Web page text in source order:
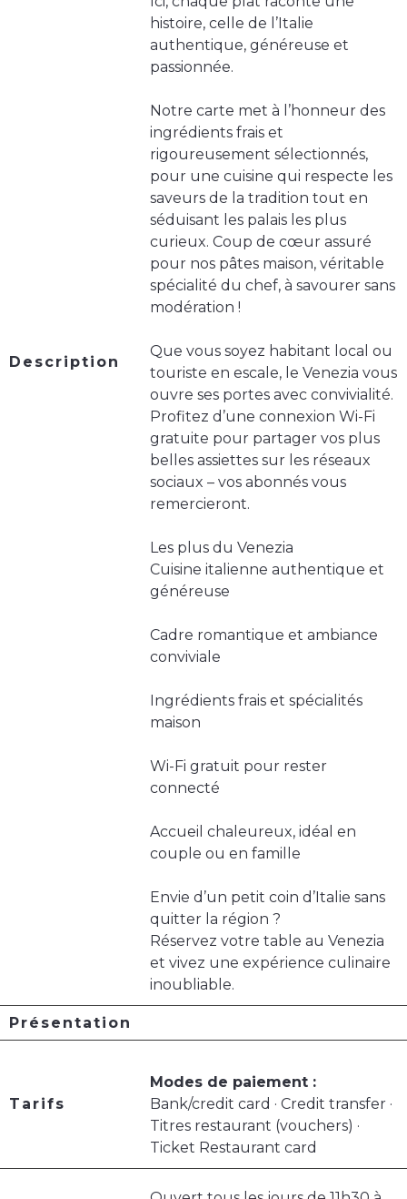
Description
histoire, celle de l’Italie
authentique, généreuse et
passionnée.
Notre carte met à l’honneur des
ingrédients frais et
rigoureusement sélectionnés,
pour une cuisine qui respecte les
saveurs de la tradition tout en
séduisant les palais les plus
curieux. Coup de cœur assuré
pour nos pâtes maison, véritable
spécialité du chef, à savourer sans
modération !
Que vous soyez habitant local ou
touriste en escale, le Venezia vous
ouvre ses portes avec convivialité.
Profitez d’une connexion Wi-Fi
gratuite pour partager vos plus
belles assiettes sur les réseaux
sociaux – vos abonnés vous
remercieront.
Les plus du Venezia
Cuisine italienne authentique et
généreuse
Cadre romantique et ambiance
conviviale
Ingrédients frais et spécialités
maison
Wi-Fi gratuit pour rester
connecté
Accueil chaleureux, idéal en
couple ou en famille
Envie d’un petit coin d’Italie sans
quitter la région ?
Réservez votre table au Venezia
et vivez une expérience culinaire
inoubliable.
Présentation
Tarifs
Modes de paiement :
Bank/credit card · Credit transfer ·
Titres restaurant (vouchers) ·
Ticket Restaurant card